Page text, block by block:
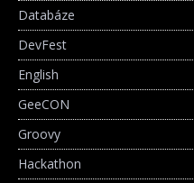
Databáze
DevFest
English
GeeCON
Groovy
Hackathon